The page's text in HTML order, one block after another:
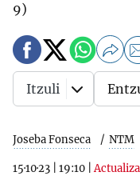
9)
Joseba Fonseca NTM
15·10·23 19:10 |
Itzuli